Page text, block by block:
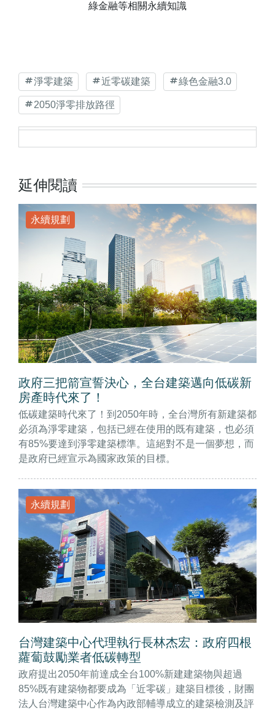
綠金融等相關永續知識
淨零建築 近零碳建築 綠色金融3.0
2050淨零排放路徑
延伸閱讀
永續規劃
政府三把箭宣誓決心，全台建築邁向低碳新
房產時代來了！
低碳建築時代來了！到2050年時，全台灣所有新建築都
必須為淨零建築，包括已經在使用的既有建築，也必須
有85%要達到淨零建築標準。這絕對不是一個夢想，而
是政府已經宣示為國家政策的目標。
永續規劃
台灣建築中心代理執行長林杰宏：政府四根
蘿蔔鼓勵業者低碳轉型
政府提出2050年前達成全台100%新建建築物與超過
85%既有建築物都要成為「近零碳」建築目標後，財團
法人台灣建築中心作為內政部輔導成立的建築檢測及評